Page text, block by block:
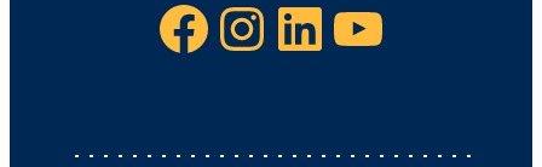
Facebook Instagram LinkedIn YouTube